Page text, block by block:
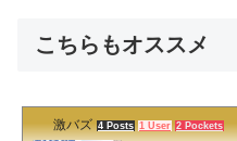
こちらもオススメ
激バズ 4 Posts 1 User 2 Pockets